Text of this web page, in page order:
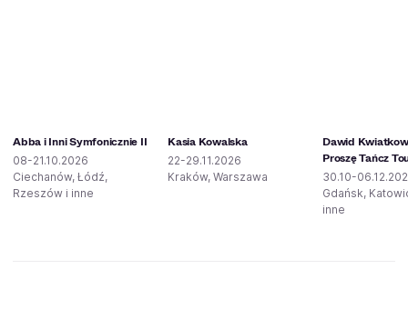
Abba i Inni Symfonicznie II
08-21.10.2026
Ciechanów, Łódź,
Rzeszów i inne
Kasia Kowalska
22-29.11.2026
Kraków, Warszawa
Dawid
Proszę Tańcz
30.10-
Gdańsk,
inne